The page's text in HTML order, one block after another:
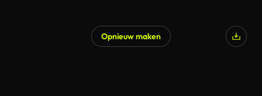
Opnieuw maken